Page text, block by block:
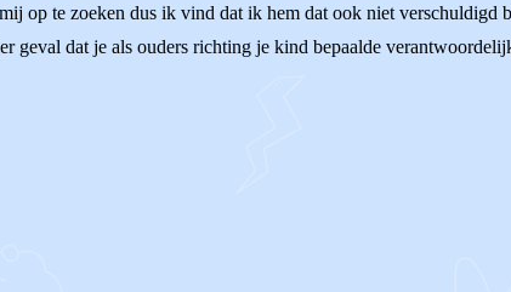
op te zoeken dus ik vind dat ik hem dat ook niet verschuldigd
geval dat je als ouders richting je kind bepaalde